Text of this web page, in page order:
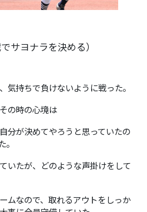
サヨナラを決める）
持ちで負けないように戦った。
の時の心境は
分が決めてやろうと思っていたの
いたが、どのような声掛けをして
ムなので、取れるアウトをしっか